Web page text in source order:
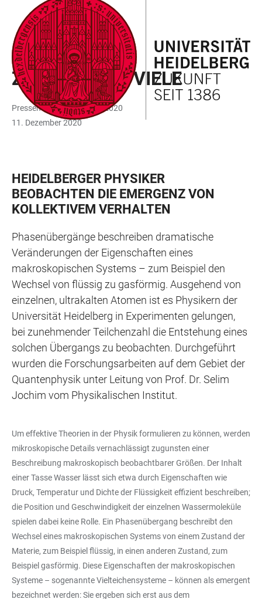
LINKS
ZUR
BARRIEREFREIHEIT
ZUM
HAUPTINHALT
HAUPTNAVIGATION
ÖFFNEN
WEBSEITENSUCHE
ÖFFNEN
PHASENÜBERGÄNGE
ZWEI, SECHS, VIELE
Pressemitteilung Nr. 114/2020
11. Dezember 2020
HEIDELBERGER PHYSIKER
BEOBACHTEN DIE EMERGENZ VON
KOLLEKTIVEM VERHALTEN
Phasenübergänge beschreiben dramatische
Veränderungen der Eigenschaften eines
makroskopischen Systems – zum Beispiel den
Wechsel von flüssig zu gasförmig. Ausgehend von
einzelnen, ultrakalten Atomen ist es Physikern der
Universität Heidelberg in Experimenten gelungen,
bei zunehmender Teilchenzahl die Entstehung eines
solchen Übergangs zu beobachten. Durchgeführt
wurden die Forschungsarbeiten auf dem Gebiet der
Quantenphysik unter Leitung von Prof. Dr. Selim
Jochim vom Physikalischen Institut.
Um effektive Theorien in der Physik formulieren zu können, werden
mikroskopische Details vernachlässigt zugunsten einer
Beschreibung makroskopisch beobachtbarer Größen. Der Inhalt
einer Tasse Wasser lässt sich etwa durch Eigenschaften wie
Druck, Temperatur und Dichte der Flüssigkeit effizient beschreiben;
die Position und Geschwindigkeit der einzelnen Wassermoleküle
spielen dabei keine Rolle. Ein Phasenübergang beschreibt den
Wechsel eines makroskopischen Systems von einem Zustand der
Materie, zum Beispiel flüssig, in einen anderen Zustand, zum
Beispiel gasförmig. Diese Eigenschaften der makroskopischen
Systeme – sogenannte Vielteichensysteme – können als emergent
bezeichnet werden: Sie ergeben sich erst aus dem